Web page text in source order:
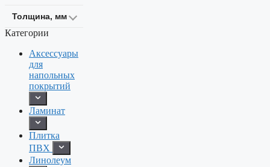
Толщина, мм
Категории
Аксессуары
для
напольных
покрытий
Ламинат
Плитка
ПВХ
Линолеум